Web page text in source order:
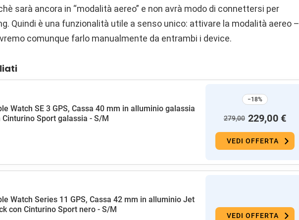
sarà ancora in “modalità aereo” e non avrà modo di connettersi per
Quindi è una funzionalità utile a senso unico: attivare la modalità aereo –
comunque farlo manualmente da entrambi i device.
Watch SE 3 GPS, Cassa 40 mm in alluminio galassia
Cinturino Sport galassia - S/M
−18%
279,00 229,00 €
VEDI OFFERTA
Watch Series 11 GPS, Cassa 42 mm in alluminio Jet
con Cinturino Sport nero - S/M
VEDI OFFERTA